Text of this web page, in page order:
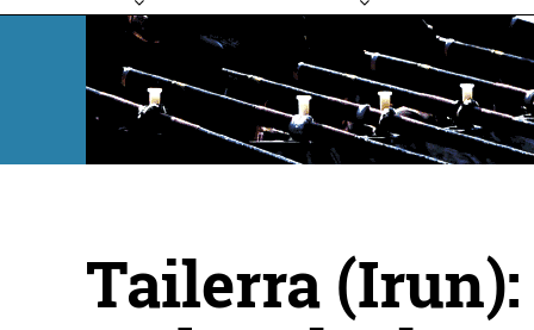
Tailerra